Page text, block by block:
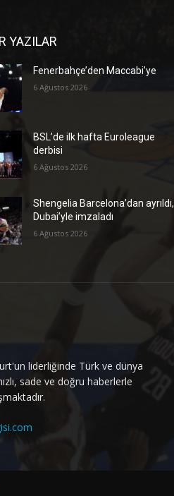
YAZILAR
Fenerbahçe’den Maccabi’ye
6 Ağustos 2026
BSL’de ilk hafta Euroleague
derbisi
6 Ağustos 2026
Shengelia Barcelona’dan ayrıldı,
Dubai’yle imzaladı
6 Ağustos 2026
liderliğinde Türk ve dünya
sade ve doğru haberlerle